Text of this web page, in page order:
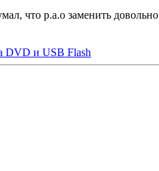
что p.a.o заменить довольно
DVD и USB Flash